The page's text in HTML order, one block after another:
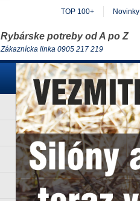
Rybárske potreby od A po Z
Zákaznícka linka 0905 217 219
TOP 100+ Novinky